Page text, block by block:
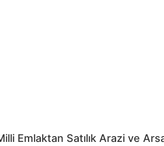
Emlaktan Satılık Arazi ve